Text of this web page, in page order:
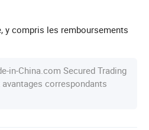
y compris les remboursements
in-China.com Secured Trading
correspondants